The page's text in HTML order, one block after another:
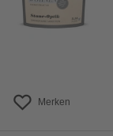
Merken